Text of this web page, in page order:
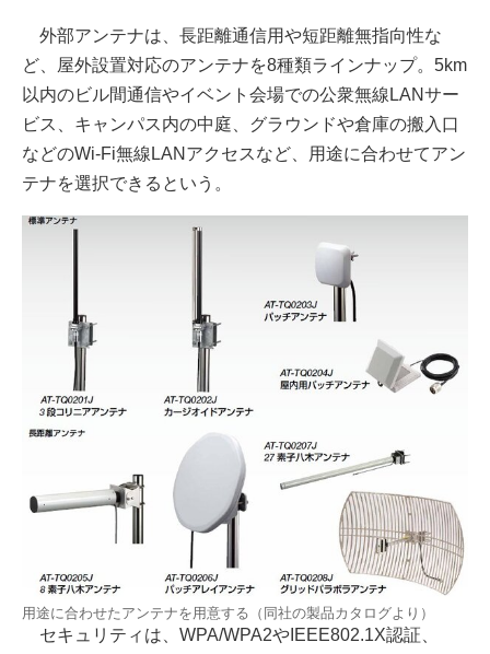
外部アンテナは、長距離通信用や短距離無指向性な
ど、屋外設置対応のアンテナを8種類ラインナップ。5km
以内のビル間通信やイベント会場での公衆無線LANサー
ビス、キャンパス内の中庭、グラウンドや倉庫の搬入口
などのWi-Fi無線LANアクセスなど、用途に合わせてアン
テナを選択できるという。
用途に合わせたアンテナを用意する（同社の製品カタログより）
セキュリティは、WPA/WPA2やIEEE802.1X認証、